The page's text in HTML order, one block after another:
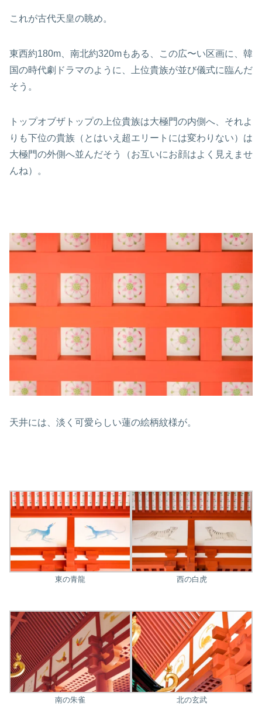
これが古代天皇の眺め。
東西約180m、南北約320mもある、この広〜い区画に、韓
国の時代劇ドラマのように、上位貴族が並び儀式に臨んだ
そう。
トップオブザトップの上位貴族は大極門の内側へ、それよ
りも下位の貴族（とはいえ超エリートには変わりない）は
大極門の外側へ並んだそう（お互いにお顔はよく見えませ
んね）。
天井には、淡く可愛らしい蓮の絵柄紋様が。
東の青龍 西の白虎
南の朱雀 北の玄武